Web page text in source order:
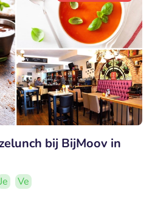
bij BijMoov in
Je
Ve